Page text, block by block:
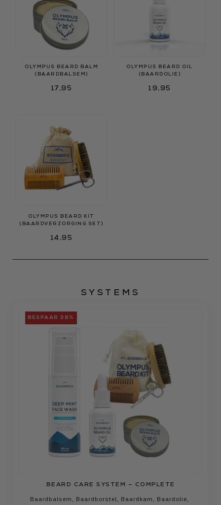
OLYMPUS BEARD BALM
(BAARDBALSEM)
17,95
OLYMPUS BEARD OIL
(BAARDOLIE)
19,95
OLYMPUS BEARD KIT
(BAARDVERZORGING SET)
14,95
SYSTEMS
BESPAAR 38%
BEARD CARE SYSTEM – COMPLETE
Baardbalsem , Baardborstel, Baardkam , Baardolie,